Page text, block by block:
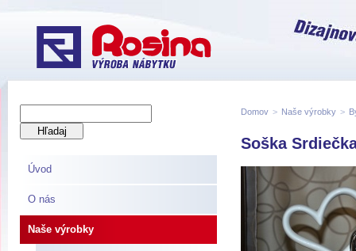
Úvod
O nás
Naše výrobky
Domov > Naše výrobky >
Soška